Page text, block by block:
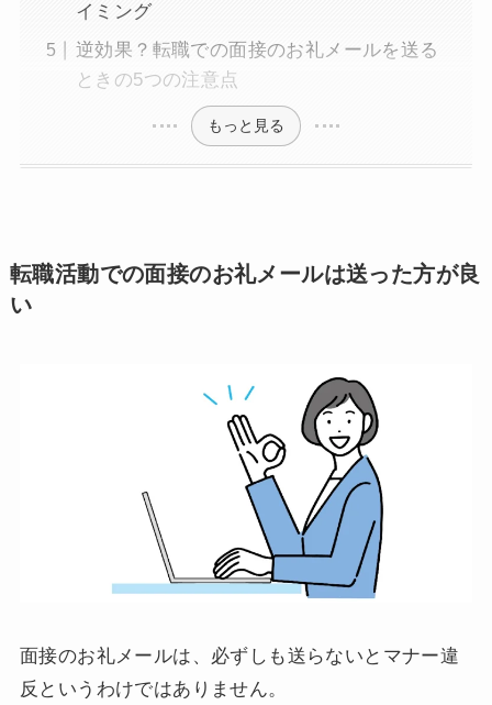
イミング
逆効果？転職での面接のお礼メールを送る
ときの5つの注意点
もっと見る
転職活動での面接のお礼メールは送った方が良
い
面接のお礼メールは、必ずしも送らないとマナー違
反というわけではありません。